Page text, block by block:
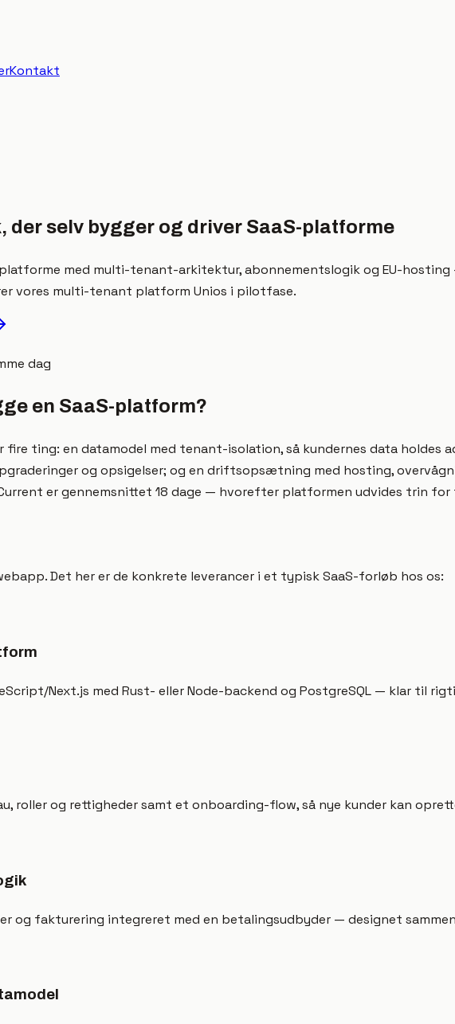
Kontakt
der selv bygger og driver SaaS-platforme
med multi-tenant-arkitektur, abonnementslogik og EU-
vores multi-tenant platform Unios i pilotfase.
dag
en SaaS-platform?
ting: en datamodel med tenant-isolation, så kundernes data holdes
og opsigelser; og en driftsopsætning med hosting,
er gennemsnittet 18 dage — hvorefter platformen udvides trin for
Det her er de konkrete leverancer i et typisk SaaS-forløb hos os:
Next.js med Rust- eller Node-backend og PostgreSQL — klar til
roller og rettigheder samt et onboarding-flow, så nye kunder kan
og fakturering integreret med en betalingsudbyder — designet